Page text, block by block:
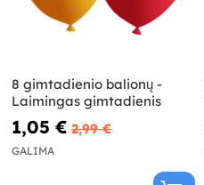
8 gimtadienio balionų -
Laimingas gimtadienis
1,05 € 2,99 €
GALIMA